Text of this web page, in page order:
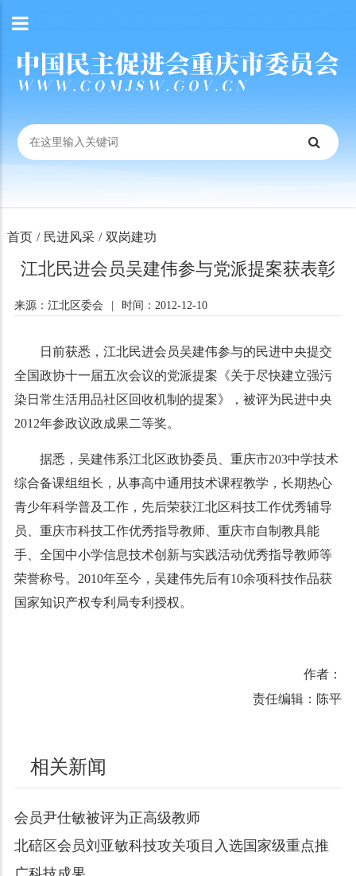
首页 / 民进风采 / 双岗建功
江北民进会员吴建伟参与党派提案获表彰
来源：江北区委会 时间：2012-12-10
日前获悉，江北民进会员吴建伟参与的民进中央提交
全国政协十一届五次会议的党派提案《关于尽快建立强污
染日常生活用品社区回收机制的提案》，被评为民进中央
2012年参政议政成果二等奖。
据悉，吴建伟系江北区政协委员、重庆市203中学技术
综合备课组组长，从事高中通用技术课程教学，长期热心
青少年科学普及工作，先后荣获江北区科技工作优秀辅导
员、重庆市科技工作优秀指导教师、重庆市自制教具能
手、全国中小学信息技术创新与实践活动优秀指导教师等
荣誉称号。 2010年至今，吴建伟先后有10余项科技作品获
国家知识产权专利局专利授权。
作者：
责任编辑：陈平
相关新闻
会员尹仕敏被评为正高级教师
北碚区会员刘亚敏科技攻关项目入选国家级重点推